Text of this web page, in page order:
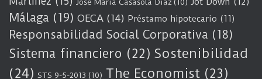
Málaga (19) OECA (14) Préstamo hipotecario (11)
Responsabilidad Social Corporativa (18)
Sistema financiero (22) Sostenibilidad
(24) STS 9-5-2013 (10) The Economist (23)